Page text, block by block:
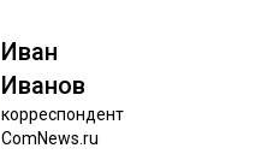
Иван
Ива­нов
кор­рес­пон­дент
ComNews.ru